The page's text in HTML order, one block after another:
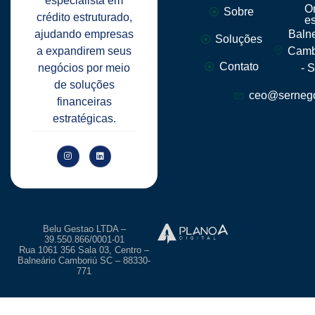
crédito estruturado,
ajudando empresas
a expandirem seus
negócios por meio
de soluções
financeiras
estratégicas.
Sobre
Soluções
Contato
-
Belu Gestao LTDA –
39.550.866/0001-01
Rua 1061 356 Sala 03, Centro –
Balneário Camboriú SC – 88330-
771